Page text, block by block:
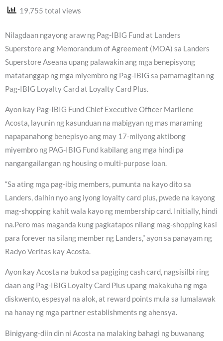
19,755 total views
Nilagdaan ngayong araw ng Pag-IBIG Fund at Landers
Superstore ang Memorandum of Agreement (MOA) sa Landers
Superstore Aseana upang palawakin ang mga benepisyong
matatanggap ng mga miyembro ng Pag-IBIG sa pamamagitan ng
Pag-IBIG Loyalty Card at Loyalty Card Plus.
Ayon kay Pag-IBIG Fund Chief Executive Officer Marilene
Acosta, layunin ng kasunduan na mabigyan ng mas maraming
napapanahong benepisyo ang may 17-milyong aktibong
miyembro ng PAG-IBIG Fund kabilang ang mga hindi pa
nangangailangan ng housing o multi-purpose loan.
“Sa ating mga pag-ibig members, pumunta na kayo dito sa
Landers, dalhin nyo ang iyong loyalty card plus, pwede na kayong
mag-shopping kahit wala kayo ng membership card. Initially, hindi
na.Pero mas maganda kung pagkatapos nilang mag-shopping kasi
para forever na silang member ng Landers,” ayon sa panayam ng
Radyo Veritas kay Acosta.
Ayon kay Acosta na bukod sa pagiging cash card, nagsisilbi ring
daan ang Pag-IBIG Loyalty Card Plus upang makakuha ng mga
diskwento, espesyal na alok, at reward points mula sa lumalawak
na hanay ng mga partner establishments ng ahensya.
Binigyang-diin din ni Acosta na malaking bahagi ng buwanang